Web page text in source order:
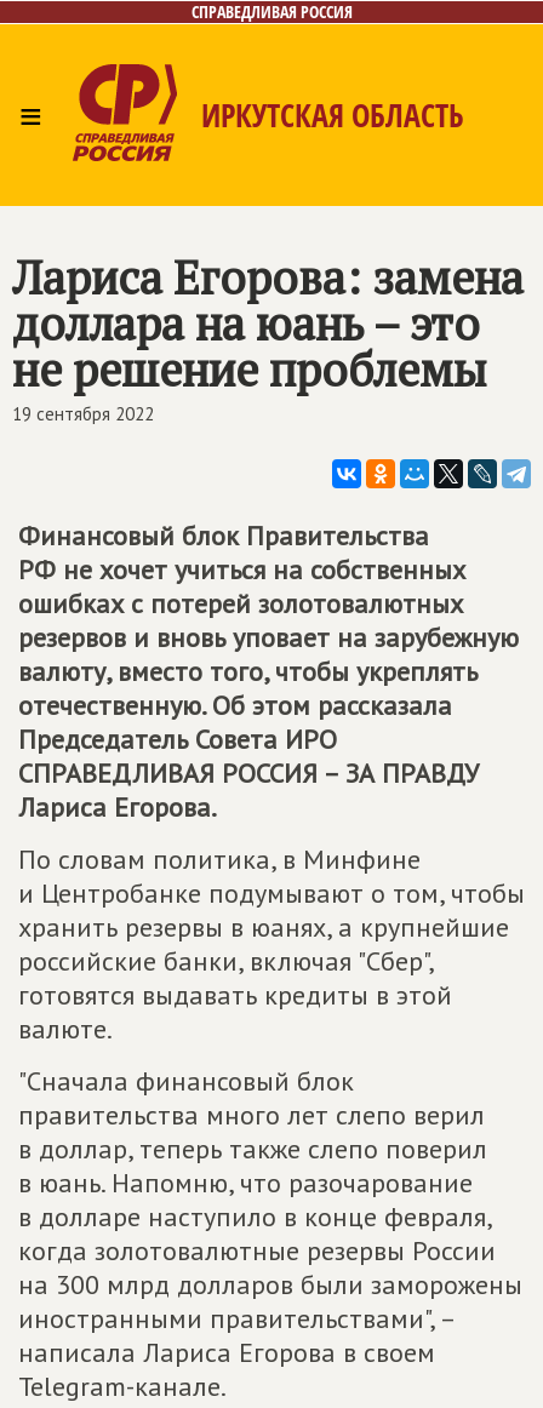
СПРАВЕДЛИВАЯ РОССИЯ
≡ ИРКУТСКАЯ ОБЛАСТЬ
Интернет-приёмная
Лариса Егорова: замена
доллара на юань – это
не решение проблемы
19 сентября 2022
Финансовый блок Правительства
РФ не хочет учиться на собственных
ошибках с потерей золотовалютных
резервов и вновь уповает на зарубежную
валюту, вместо того, чтобы укреплять
отечественную. Об этом рассказала
Председатель Совета ИРО
СПРАВЕДЛИВАЯ РОССИЯ – ЗА ПРАВДУ
Лариса Егорова.
По словам политика, в Минфине
и Центробанке подумывают о том, чтобы
хранить резервы в юанях, а крупнейшие
российские банки, включая "Сбер",
готовятся выдавать кредиты в этой
валюте.
"Сначала финансовый блок
правительства много лет слепо верил
в доллар, теперь также слепо поверил
в юань. Напомню, что разочарование
в долларе наступило в конце февраля,
когда золотовалютные резервы России
на 300 млрд долларов были заморожены
иностранными правительствами", –
написала Лариса Егорова в своем
Telegram-канале.